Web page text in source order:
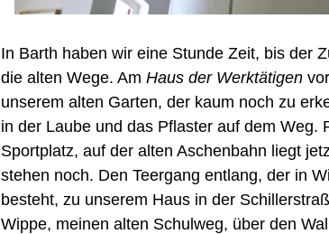
In Barth haben wir eine Stunde Zeit, bis der
die alten Wege. Am Haus der Werktätigen
unserem alten Garten, der kaum noch zu
in der Laube und das Pflaster auf dem Weg.
Sportplatz, auf der alten Aschenbahn liegt
stehen noch. Den Teergang entlang, der in
besteht, zu unserem Haus in der
Wippe, meinen alten Schulweg, über den